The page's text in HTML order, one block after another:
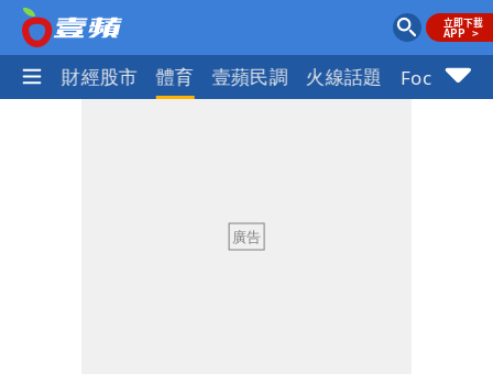
國際 財經股市 體育 壹蘋民調 火線話題 Focus+
180噸 買1送1開搶
徐佳青遭疑「5年爽花2300萬公帑」 本